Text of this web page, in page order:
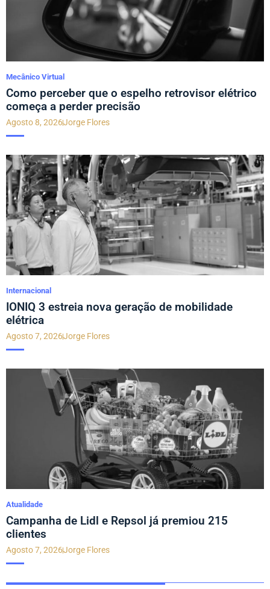
Mecânico Virtual
Como perceber que o espelho retrovisor elétrico
começa a perder precisão
Agosto 8, 2026Jorge Flores
Internacional
IONIQ 3 estreia nova geração de mobilidade
elétrica
Agosto 7, 2026Jorge Flores
Atualidade
Campanha de Lidl e Repsol já premiou 215
clientes
Agosto 7, 2026Jorge Flores